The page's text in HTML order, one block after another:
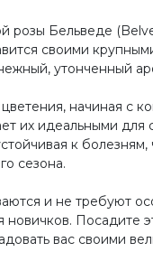
розы Бельведе
своими
утонченный
начиная с
их идеальными для
к болезням,
сезона.
и не требуют
Посадите
вас своими